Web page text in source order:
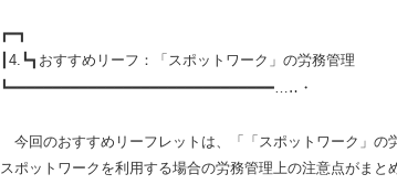
┏━┓
4. ┗┓ おすすめリーフ：「スポットワーク」の労務管理
┗━━━━━━━━━━━━━━━━━━━━━━━━━━━━━━…‥・
今回のおすすめリーフレットは、「「スポットワーク」の
スポットワークを利用する場合の労務管理上の注意点がまと